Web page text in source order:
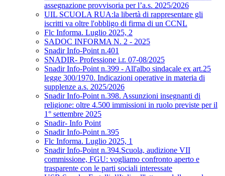
assegnazione provvisoria per l’a.s. 2025/2026
UIL SCUOLA RUA:la libertà di rappresentare gli
iscritti va oltre l'obbligo di firma di un CCNL
Flc Informa. Luglio 2025, 2
SADOC INFORMA N. 2 - 2025
Snadir Info-Point n.401
SNADIR- Professione i.r. 07-08/2025
Snadir Info-Point n.399 - All'albo sindacale ex art.25
legge 300/1970. Indicazioni operative in materia di
supplenze a.s. 2025/2026
Snadir Info-Point n.398. Assunzioni insegnanti di
religione: oltre 4.500 immissioni in ruolo previste per il
1° settembre 2025
Snadir- Info Point
Snadir Info-Point n.395
Flc Informa. Luglio 2025, 1
Snadir Info-Point n.394.Scuola, audizione VII
commissione, FGU: vogliamo confronto aperto e
trasparente con le parti sociali interessate